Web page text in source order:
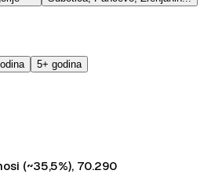
5+ godina
(~35,5%), 70.290